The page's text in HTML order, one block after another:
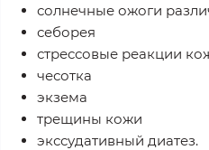
солнечные ожоги
себорея
стрессовые реакции
чесотка
экзема
трещины кожи
экссудативный диатез.